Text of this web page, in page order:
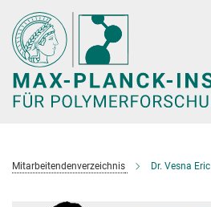
Hauptinhalt
Mitarbeitendenverzeichnis Dr. Vesna Eric